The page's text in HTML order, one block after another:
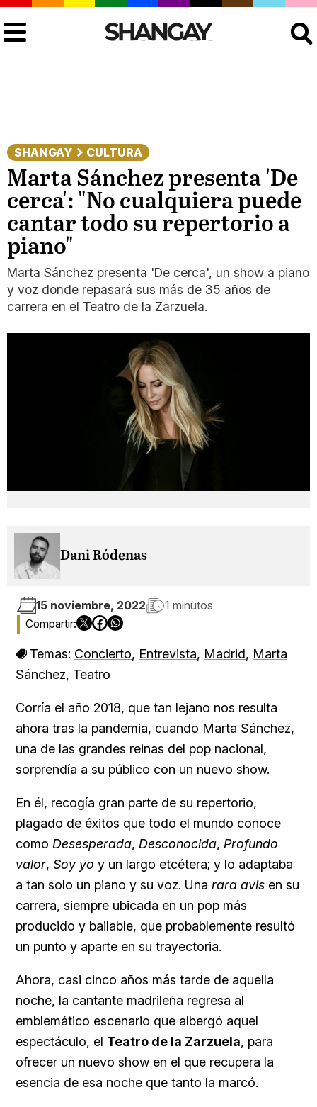
SHANGAY CULTURA
Marta Sánchez presenta 'De
cerca': "No cualquiera puede
cantar todo su repertorio a
piano"
Marta Sánchez presenta 'De cerca', un show a piano
y voz donde repasará sus más de 35 años de
carrera en el Teatro de la Zarzuela.
Dani Ródenas
15 noviembre, 2022 1 minutos
Temas: Concierto, Entrevista, Madrid, Marta
Sánchez, Teatro
Corría el año 2018, que tan lejano nos resulta
ahora tras la pandemia, cuando Marta Sánchez,
una de las grandes reinas del pop nacional,
sorprendía a su público con un nuevo show.
En él, recogía gran parte de su repertorio,
plagado de éxitos que todo el mundo conoce
como Desesperada, Desconocida, Profundo
valor, Soy yo y un largo etcétera; y lo adaptaba
a tan solo un piano y su voz. Una rara avis en su
carrera, siempre ubicada en un pop más
producido y bailable, que probablemente resultó
un punto y aparte en su trayectoria.
Ahora, casi cinco años más tarde de aquella
noche, la cantante madrileña regresa al
emblemático escenario que albergó aquel
espectáculo, el Teatro de la Zarzuela, para
ofrecer un nuevo show en el que recupera la
esencia de esa noche que tanto la marcó.